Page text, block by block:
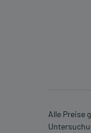
Alle Preise